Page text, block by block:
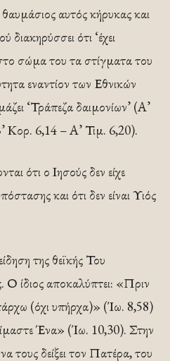
αυτός κήρυκας και
διακηρύσσει ότι ‘έχει
σώμα του τα στίγματα του
εναντίον των Εθνικών
‘Τράπεζα δαιμονίων’ (Α’
Κορ. 6,14 – Α’ Τιμ. 6,20).
ότι ο Ιησούς δεν είχε
και ότι δεν είναι Υιός
της θεϊκής Του
ίδιος αποκαλύπτει: «Πριν
(όχι υπήρχα)» (Ίω. 8,58)
Ένα» (Ίω. 10,30). Στην
τους δείξει τον Πατέρα, του